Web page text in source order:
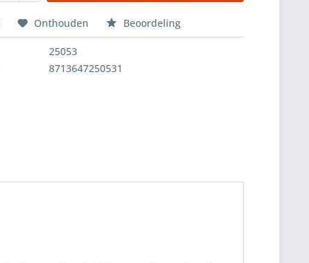
Onthouden Beoordeling
25053
8713647250531